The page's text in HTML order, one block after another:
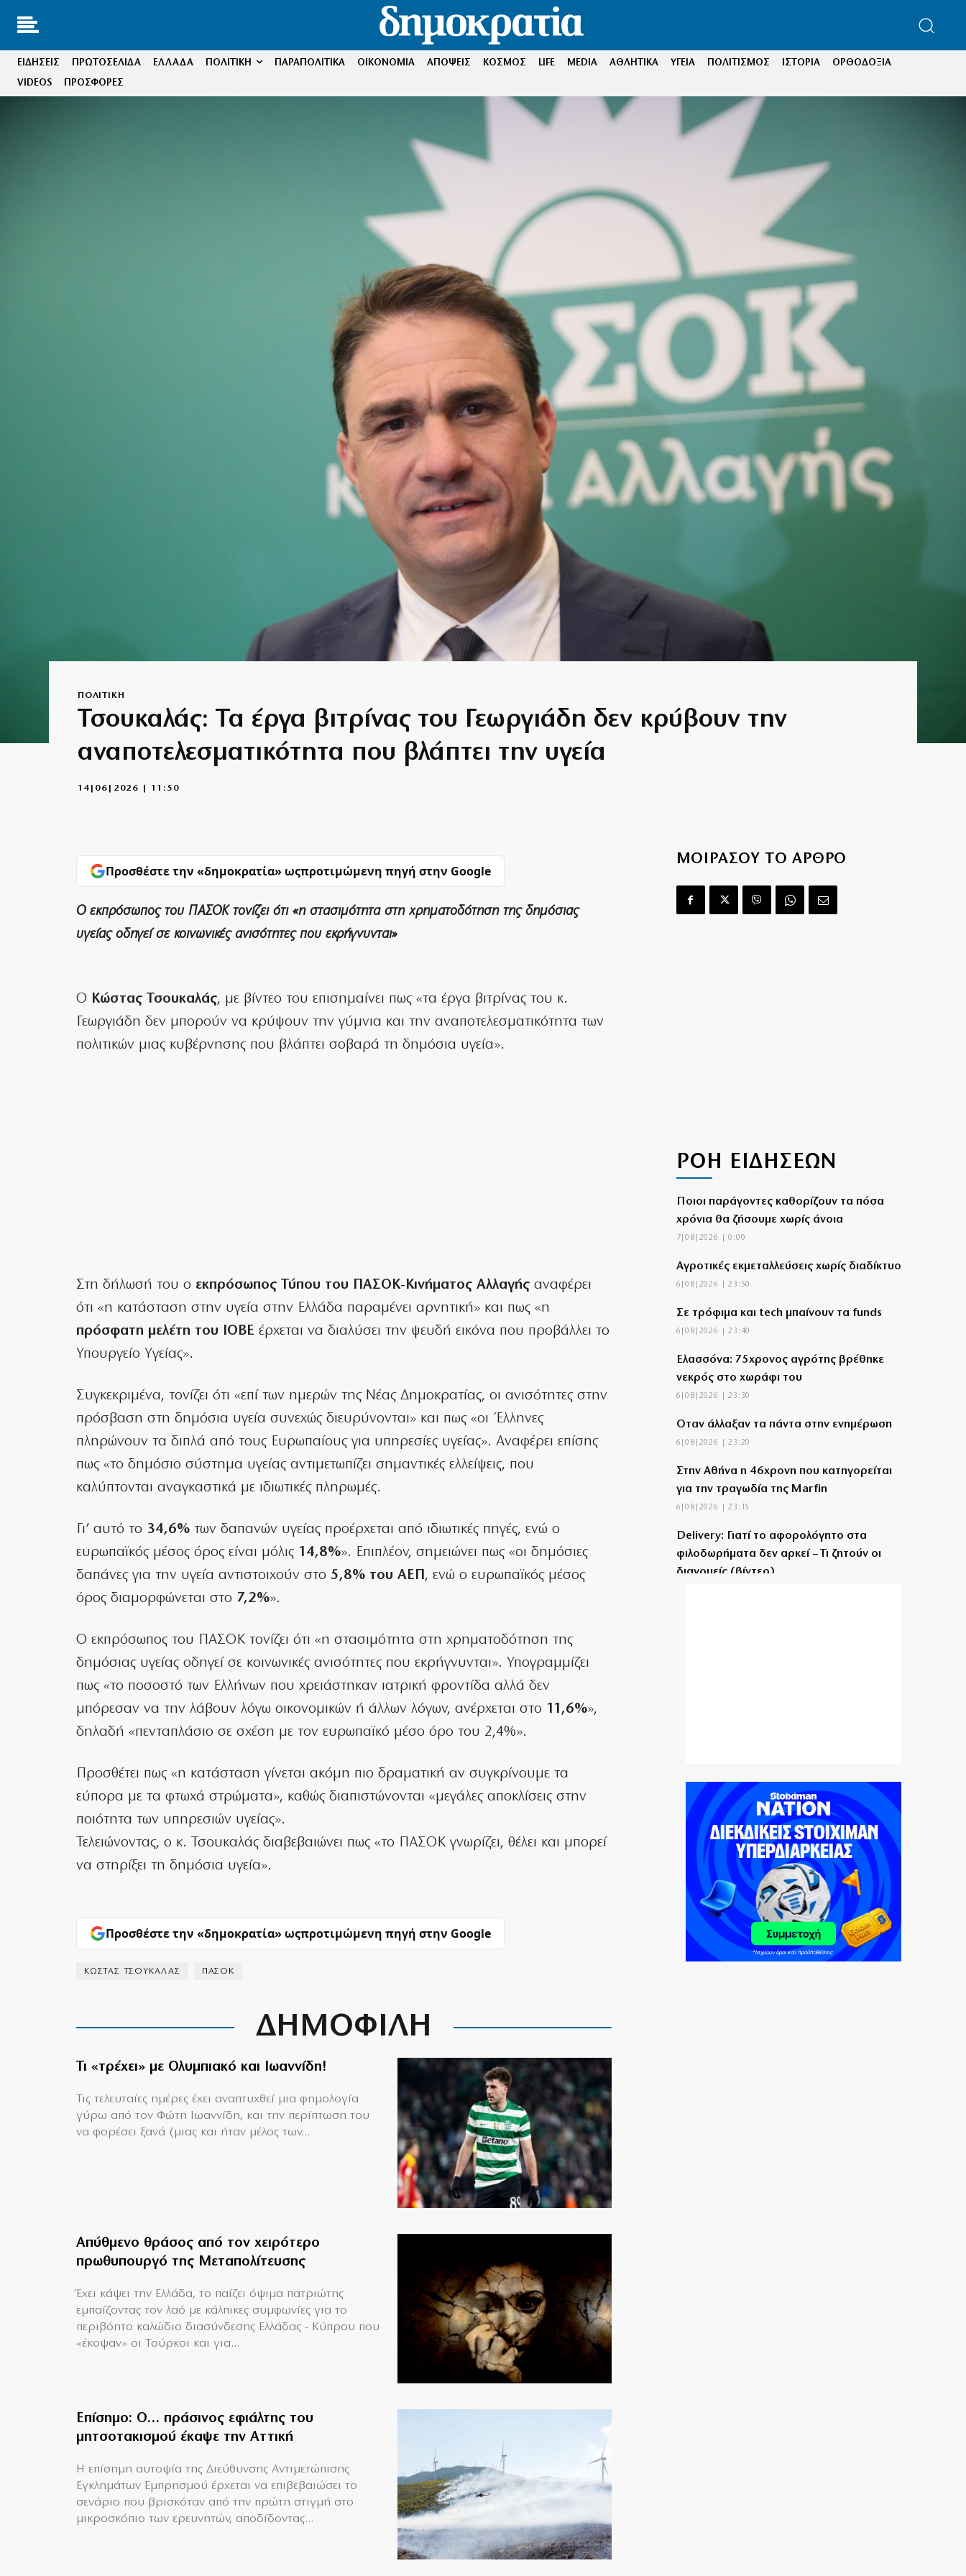
ΕΙΔΗΣΕΙΣ ΠΡΩΤΟΣΕΛΙΔΑ ΕΛΛΑΔΑ ΠΟΛΙΤΙΚΗ ΠΑΡΑΠΟΛΙΤΙΚΑ ΟΙΚΟΝΟΜΙΑ ΑΠΟΨΕΙΣ ΚΟΣΜΟΣ LIFE MEDIA ΑΘΛΗΤΙΚΑ ΥΓΕΙΑ ΠΟΛΙΤΙΣΜΟΣ ΙΣΤΟΡΙΑ
ΟΡΘΟΔΟΞΙΑ
VIDEOS
ΠΡΟΣΦΟΡΕΣ
ΠΟΛΙΤΙΚΗ
Τσουκαλάς: Τα έργα βιτρίνας του Γεωργιάδη δεν κρύβουν την
αναποτελεσματικότητα που βλάπτει την υγεία
14|06|2026 | 11:50
Προσθέστε την «δημοκρατία» ωςπροτιμώμενη πηγή στην Google
Ο εκπρόσωπος του ΠΑΣΟΚ τονίζει ότι «η στασιμότητα στη χρηματοδότηση της δημόσιας
υγείας οδηγεί σε κοινωνικές ανισότητες που εκρήγνυνται»
Ο Κώστας Τσουκαλάς, με βίντεο του επισημαίνει πως «τα έργα βιτρίνας του κ.
Γεωργιάδη δεν μπορούν να κρύψουν την γύμνια και την αναποτελεσματικότητα των
πολιτικών μιας κυβέρνησης που βλάπτει σοβαρά τη δημόσια υγεία».
Στη δήλωσή του ο εκπρόσωπος Τύπου του ΠΑΣΟΚ-Κινήματος Αλλαγής αναφέρει
ότι «η κατάσταση στην υγεία στην Ελλάδα παραμένει αρνητική» και πως «η
πρόσφατη μελέτη του ΙΟΒΕ έρχεται να διαλύσει την ψευδή εικόνα που προβάλλει το
Υπουργείο Υγείας».
Συγκεκριμένα, τονίζει ότι «επί των ημερών της Νέας Δημοκρατίας, οι ανισότητες στην
πρόσβαση στη δημόσια υγεία συνεχώς διευρύνονται» και πως «οι Έλληνες
πληρώνουν τα διπλά από τους Ευρωπαίους για υπηρεσίες υγείας». Αναφέρει επίσης
πως «το δημόσιο σύστημα υγείας αντιμετωπίζει σημαντικές ελλείψεις, που
καλύπτονται αναγκαστικά με ιδιωτικές πληρωμές.
Γι’ αυτό το 34,6% των δαπανών υγείας προέρχεται από ιδιωτικές πηγές, ενώ ο
ευρωπαϊκός μέσος όρος είναι μόλις 14,8%». Επιπλέον, σημειώνει πως «οι δημόσιες
δαπάνες για την υγεία αντιστοιχούν στο 5,8% του ΑΕΠ, ενώ ο ευρωπαϊκός μέσος
όρος διαμορφώνεται στο 7,2%».
Ο εκπρόσωπος του ΠΑΣΟΚ τονίζει ότι «η στασιμότητα στη χρηματοδότηση της
δημόσιας υγείας οδηγεί σε κοινωνικές ανισότητες που εκρήγνυνται». Υπογραμμίζει
πως «το ποσοστό των Ελλήνων που χρειάστηκαν ιατρική φροντίδα αλλά δεν
μπόρεσαν να την λάβουν λόγω οικονομικών ή άλλων λόγων, ανέρχεται στο 11,6%»,
δηλαδή «πενταπλάσιο σε σχέση με τον ευρωπαϊκό μέσο όρο του 2,4%».
Προσθέτει πως «η κατάσταση γίνεται ακόμη πιο δραματική αν συγκρίνουμε τα
εύπορα με τα φτωχά στρώματα», καθώς διαπιστώνονται «μεγάλες αποκλίσεις στην
ποιότητα των υπηρεσιών υγείας».
Τελειώνοντας, ο κ. Τσουκαλάς διαβεβαιώνει πως «το ΠΑΣΟΚ γνωρίζει, θέλει και μπορεί
να στηρίξει τη δημόσια υγεία».
Προσθέστε την «δημοκρατία» ωςπροτιμώμενη πηγή στην Google
ΚΩΣΤΑΣ ΤΣΟΥΚΑΛΑΣ ΠΑΣΟΚ
ΔΗΜΟΦΙΛΗ
Τι «τρέχει» με Ολυμπιακό και Ιωαννίδη!
Τις τελευταίες ημέρες έχει αναπτυχθεί μια φημολογία
γύρω από τον Φώτη Ιωαννίδη, και την περίπτωση του
να φορέσει ξανά (μιας και ήταν μέλος των...
Απύθμενο θράσος από τον χειρότερο
πρωθυπουργό της Μεταπολίτευσης
Έχει κάψει την Ελλάδα, το παίζει όψιμα πατριώτης
εμπαίζοντας τον λαό με κάλπικες συμφωνίες για το
περιβόητο καλώδιο διασύνδεσης Ελλάδας - Κύπρου που
«έκοψαν» οι Τούρκοι και για...
Επίσημο: Ο… πράσινος εφιάλτης του
μητσοτακισμού έκαψε την Αττική
Η επίσημη αυτοψία της Διεύθυνσης Αντιμετώπισης
Εγκλημάτων Εμπρησμού έρχεται να επιβεβαιώσει το
σενάριο που βρισκόταν από την πρώτη στιγμή στο
μικροσκόπιο των ερευνητών, αποδίδοντας...
ΜΟΙΡΑΣΟΥ ΤΟ ΑΡΘΡΟ
ΡΟΗ ΕΙΔΗΣΕΩΝ
Ποιοι παράγοντες καθορίζουν τα πόσα
χρόνια θα ζήσουμε χωρίς άνοια
7|08|2026 | 0:00
Αγροτικές εκμεταλλεύσεις χωρίς διαδίκτυο
6|08|2026 | 23:50
Σε τρόφιμα και tech μπαίνουν τα funds
6|08|2026 | 23:40
Ελασσόνα: 75χρονος αγρότης βρέθηκε
νεκρός στο χωράφι του
6|08|2026 | 23:30
Όταν άλλαξαν τα πάντα στην ενημέρωση
6|08|2026 | 23:20
Στην Αθήνα η 46χρονη που κατηγορείται
για την τραγωδία της Marfin
6|08|2026 | 23:15
Delivery: Γιατί το αφορολόγητο στα
φιλοδωρήματα δεν αρκεί – Τι ζητούν οι
διανομείς (βίντεο)
6|08|2026 | 22:47
Ιστορική επίσκεψη Ζελένσκι στη Σερβία
6|08|2026 | 22:40
Αγιον Ορος: Εικαστικό ταξίδι σιωπής και
πίστης
6|08|2026 | 22:30
Χαλκιδική: Νεκρός 69χρονος στην παραλία
Σίβηρη
6|08|2026 | 22:25